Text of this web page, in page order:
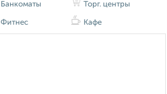
Банкоматы
Фитнес
Торг. центры
Кафе